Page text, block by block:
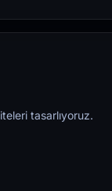
tasarlıyoruz.